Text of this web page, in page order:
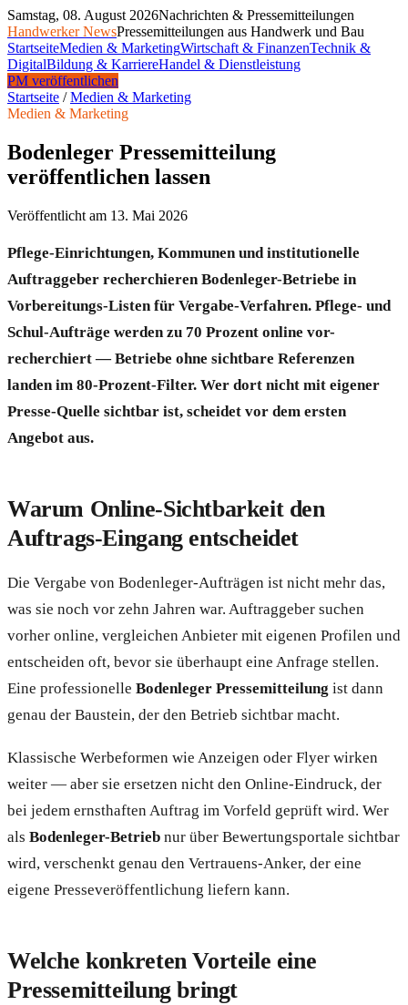
Samstag, 08. August 2026Nachrichten & Pressemitteilungen
Handwerker NewsPressemitteilungen aus Handwerk und Bau
StartseiteMedien & MarketingWirtschaft & FinanzenTechnik &
DigitalBildung & KarriereHandel & Dienstleistung
PM veröffentlichen
Startseite /Medien & Marketing
Medien & Marketing
Bodenleger Pressemitteilung
veröffentlichen lassen
Veröffentlicht am 13. Mai 2026
Pflege-Einrichtungen, Kommunen und institutionelle
Auftraggeber recherchieren Bodenleger-Betriebe in
Vorbereitungs-Listen für Vergabe-Verfahren. Pflege- und
Schul-Aufträge werden zu 70 Prozent online vor-
recherchiert — Betriebe ohne sichtbare Referenzen
landen im 80-Prozent-Filter. Wer dort nicht mit eigener
Presse-Quelle sichtbar ist, scheidet vor dem ersten
Angebot aus.
Warum Online-Sichtbarkeit den
Auftrags-Eingang entscheidet
Die Vergabe von Bodenleger-Aufträgen ist nicht mehr das,
was sie noch vor zehn Jahren war. Auftraggeber suchen
vorher online, vergleichen Anbieter mit eigenen Profilen und
entscheiden oft, bevor sie überhaupt eine Anfrage stellen.
Eine professionelle Bodenleger Pressemitteilung ist dann
genau der Baustein, der den Betrieb sichtbar macht.
Klassische Werbeformen wie Anzeigen oder Flyer wirken
weiter — aber sie ersetzen nicht den Online-Eindruck, der
bei jedem ernsthaften Auftrag im Vorfeld geprüft wird. Wer
als Bodenleger-Betrieb nur über Bewertungsportale sichtbar
wird, verschenkt genau den Vertrauens-Anker, der eine
eigene Presseveröffentlichung liefern kann.
Welche konkreten Vorteile eine
Pressemitteilung bringt